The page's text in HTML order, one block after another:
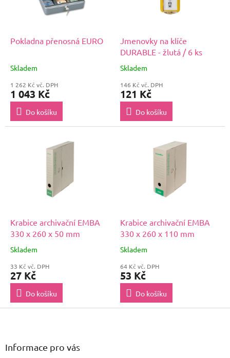
Pokladna přenosná EURO
Skladem
1 262 Kč vč. DPH
1 043 Kč
Do košíku
Jmenovky na klíče
DURABLE - žlutá / 6 ks
Skladem
146 Kč vč. DPH
121 Kč
Do košíku
Krabice archivační EMBA
330 x 260 x 50 mm
Skladem
33 Kč vč. DPH
27 Kč
Do košíku
Krabice archivační EMBA
330 x 260 x 110 mm
Skladem
64 Kč vč. DPH
53 Kč
Do košíku
Z
Informace pro vás